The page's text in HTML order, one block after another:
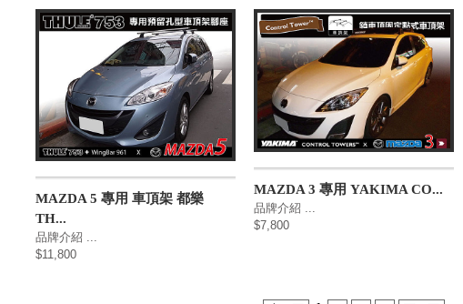
MAZDA 5 專用 車頂架 都樂
TH...
品牌介紹 ...
$11,800
MAZDA 3 專用 YAKIMA CO...
品牌介紹 ...
$7,800